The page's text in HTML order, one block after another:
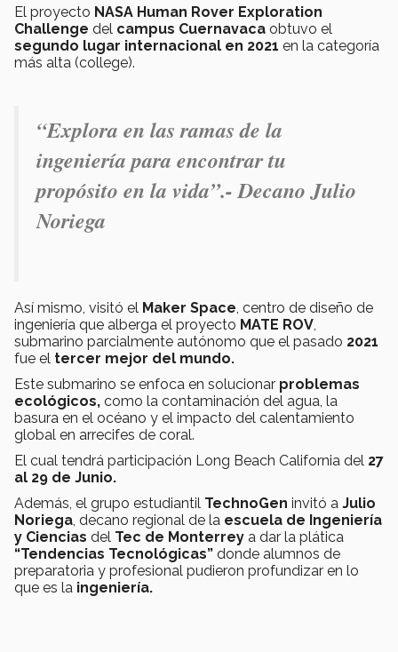
El proyecto NASA Human Rover Exploration
Challenge del campus Cuernavaca obtuvo el
segundo lugar internacional en 2021 en la categoría
más alta (college).
“Explora en las ramas de la
ingeniería para encontrar tu
propósito en la vida”.- Decano Julio
Noriega
Así mismo, visitó el Maker Space , centro de diseño de
ingeniería que alberga el proyecto MATE ROV
submarino parcialmente autónomo que el pasado 2021
fue el tercer mejor del mundo.
Este submarino se enfoca en solucionar problemas
ecológicos, como la contaminación del agua, la
basura en el océano y el impacto del calentamiento
global en arrecifes de coral.
El cual tendrá participación Long Beach California del 27
al 29 de Junio.
Además, el grupo estudiantil TechnoGen invitó a Julio
Noriega , decano regional de la escuela de Ingeniería
y Ciencias del Tec de Monterrey a dar la plática
“Tendencias Tecnológicas” donde alumnos de
preparatoria y profesional pudieron profundizar en lo
que es la ingeniería.